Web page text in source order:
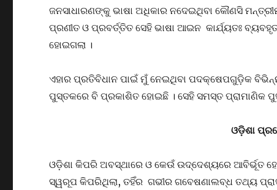
ଜନସାଧାରଣଙ୍କୁ ଭାଷା ଅଧିକାର ନଦେଇଥିବା କୌଣସି
ପ୍ରଣୀତ ଓ ପ୍ରବର୍ତ୍ତିତ ସେହି ଭାଷା ଆଇନ କାର୍ଯ୍ୟତଃ
ହୋଇଗଲା ।
ଏହାର ପ୍ରତିବିଧାନ ପାଇଁ ମୁଁ ନେଇଥିବା ପଦକ୍ଷେପଗୁଡ଼ିକ
ପୁସ୍ତକରେ ବି ପ୍ରକାଶିତ ହୋଇଛି । ସେହି ସମସ୍ତ ପ୍ରାମାଣିକ
ଓଡ଼ିଶା
ଓଡ଼ିଶା କିପରି ଅବସ୍ଥାରେ ଓ କେଉଁ ଉଦ୍ଦେଶ୍ୟରେ ଆବିର୍ଭୂତ
ସ୍ୱରୂପ କିପରିଥିଲା, ତହିଁର ଗଭୀର ଗବେଷଣାଲବ୍ଧ ତଥ୍ୟ